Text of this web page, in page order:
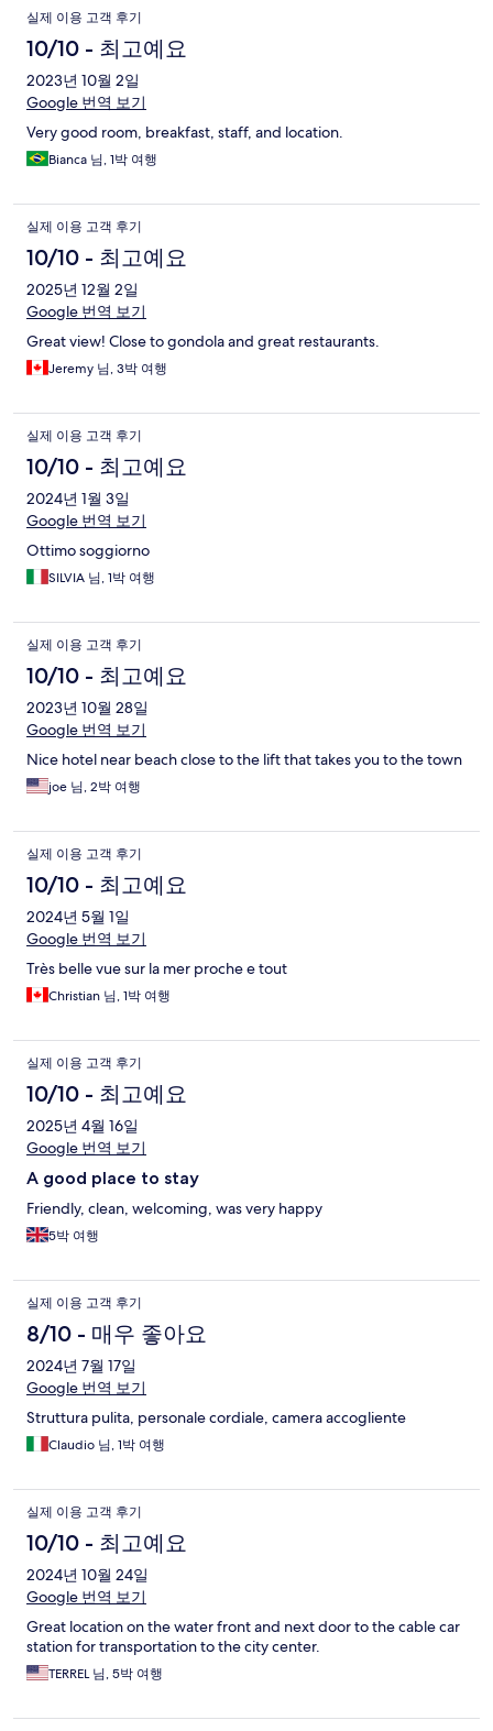
실제 이용 고객 후기
10/10 - 최고예요
2023년 10월 2일
Google 번역 보기
Very good room, breakfast, staff, and location.
Bianca 님, 1박 여행
실제 이용 고객 후기
10/10 - 최고예요
2025년 12월 2일
Google 번역 보기
Great view! Close to gondola and great restaurants.
Jeremy 님, 3박 여행
실제 이용 고객 후기
10/10 - 최고예요
2024년 1월 3일
Google 번역 보기
Ottimo soggiorno
SILVIA 님, 1박 여행
실제 이용 고객 후기
10/10 - 최고예요
2023년 10월 28일
Google 번역 보기
Nice hotel near beach close to the lift that takes you to the town
joe 님, 2박 여행
실제 이용 고객 후기
10/10 - 최고예요
2024년 5월 1일
Google 번역 보기
Très belle vue sur la mer proche e tout
Christian 님, 1박 여행
실제 이용 고객 후기
10/10 - 최고예요
2025년 4월 16일
Google 번역 보기
A good place to stay
Friendly, clean, welcoming, was very happy
5박 여행
실제 이용 고객 후기
8/10 - 매우 좋아요
2024년 7월 17일
Google 번역 보기
Struttura pulita, personale cordiale, camera accogliente
Claudio 님, 1박 여행
실제 이용 고객 후기
10/10 - 최고예요
2024년 10월 24일
Google 번역 보기
Great location on the water front and next door to the cable car
station for transportation to the city center.
TERREL 님, 5박 여행